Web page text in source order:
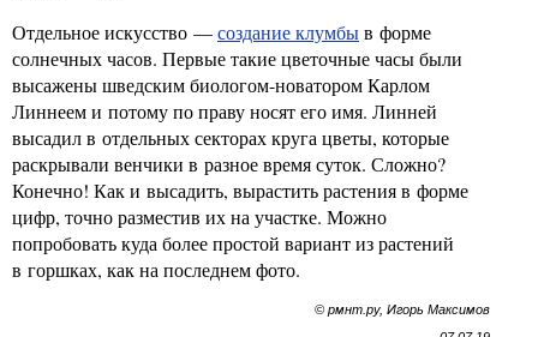
Отдельное искусство —создание клумбыв форме
солнечных часов. Первые такие цветочные часы были
высажены шведским биологом-новатором Карлом
Линнеем и потому по праву носят его имя. Линней
высадил в отдельных секторах круга цветы, которые
раскрывали венчики в разное время суток. Сложно?
Конечно! Как и высадить, вырастить растения в форме
цифр, точно разместив их на участке. Можно
попробовать куда более простой вариант из растений
в горшках, как на последнем фото.
© рмнт.ру, Игорь Максимов